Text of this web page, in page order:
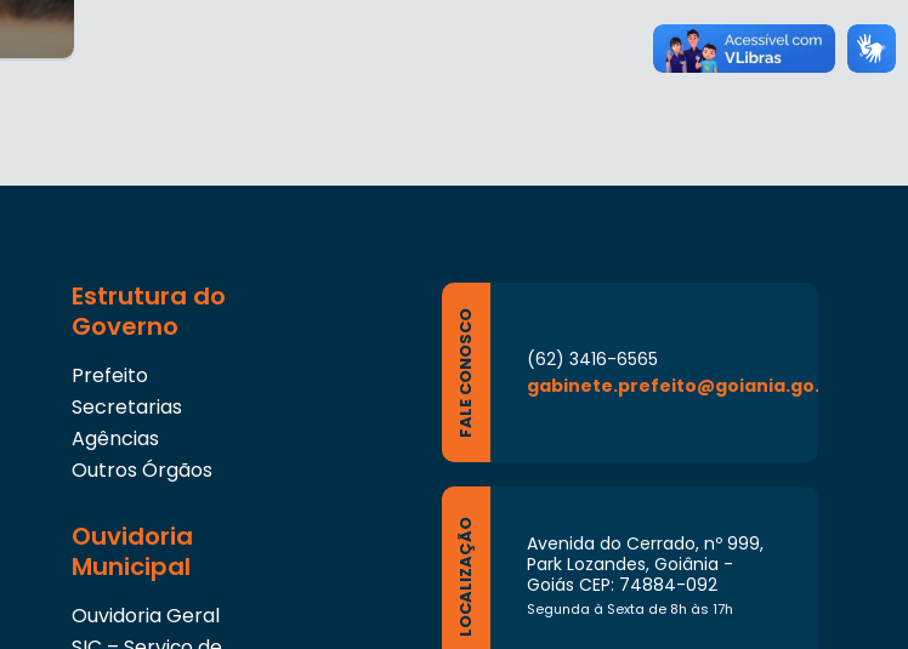
Estrutura do
Governo
Prefeito
Secretarias
Agências
Outros Órgãos
Ouvidoria
Municipal
Ouvidoria Geral
FALE CONOSCO
(62) 3416-6565
gabinete.prefeito@goiania.go.gov.br
LOCALIZAÇÃO
Avenida do Cerrado, nº 999,
Park Lozandes, Goiânia -
Goiás CEP: 74884-092
Segunda à Sexta de 8h às 17h